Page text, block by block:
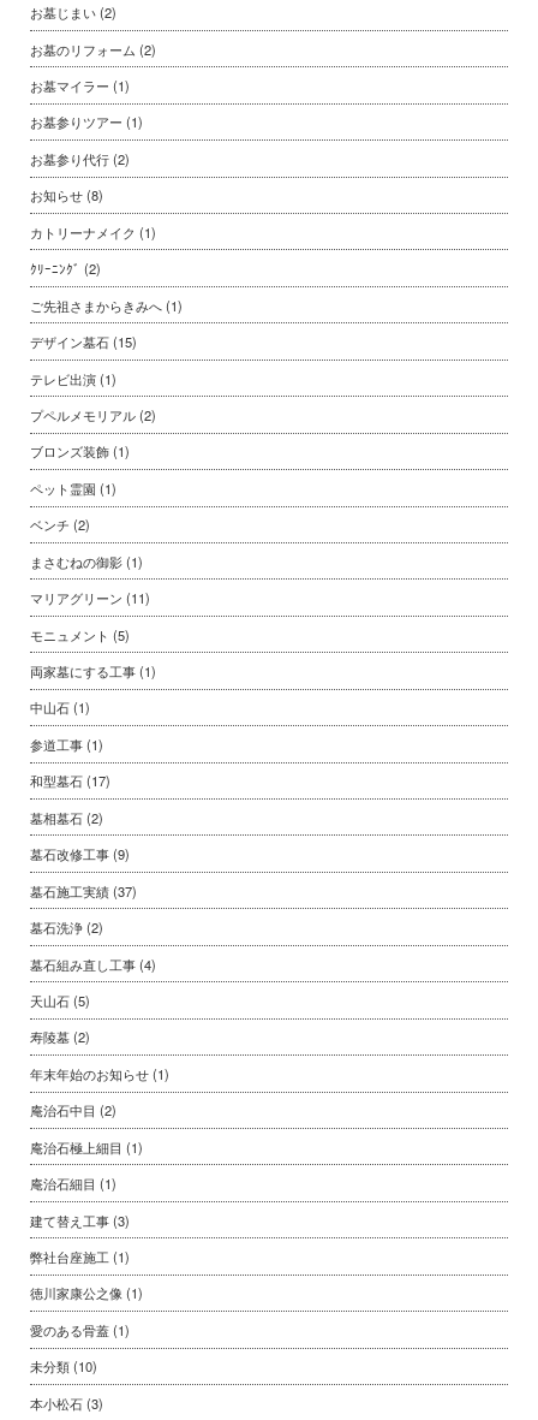
お墓じまい(2)
お墓のリフォーム (2)
お墓マイラー (1)
お墓参りツアー (1)
お墓参り代行(2)
お知らせ(8)
カトリーナメイク (1)
ｸﾘｰﾆﾝｸﾞ (2)
ご先祖さまからきみへ(1)
デザイン墓石(15)
テレビ出演(1)
プペルメモリアル(2)
ブロンズ装飾(1)
ペット霊園 (1)
ベンチ (2)
まさむねの御影(1)
マリアグリーン (11)
モニュメント (5)
両家墓にする工事(1)
中山石(1)
参道工事(1)
和型墓石(17)
墓相墓石(2)
墓石改修工事(9)
墓石施工実績(37)
墓石洗浄(2)
墓石組み直し工事(4)
天山石(5)
寿陵墓(2)
年末年始のお知らせ(1)
庵治石中目 (2)
庵治石極上細目 (1)
庵治石細目 (1)
建て替え工事(3)
弊社台座施工 (1)
徳川家康公之像(1)
愛のある骨蓋(1)
未分類(10)
本小松石(3)